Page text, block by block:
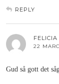
REPLY
FELICIA
22
Gud så gott det